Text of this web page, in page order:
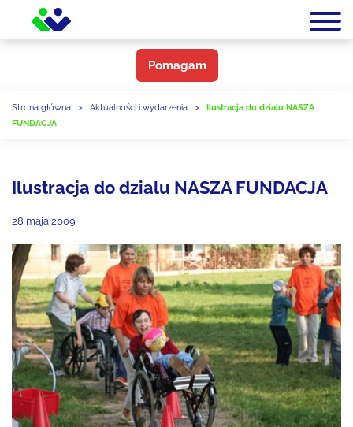
Pomagam
Strona główna > Aktualności i wydarzenia >
Ilustracja do dzialu NASZA
FUNDACJA
Ilustracja do dzialu NASZA FUNDACJA
28 maja 2009